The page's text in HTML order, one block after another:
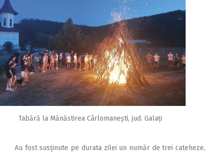
Tabără la Mănăstirea Cârlomanești, jud. Galați
Au fost susținute pe durata zilei un număr de trei cateheze,